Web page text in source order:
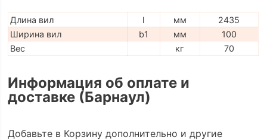
Длина вил l мм
2435
Ширина вил
b1 мм
100
Вес
кг 70
Информация об оплате и
доставке (Барнаул)
Добавьте в Корзину дополнительно и другие